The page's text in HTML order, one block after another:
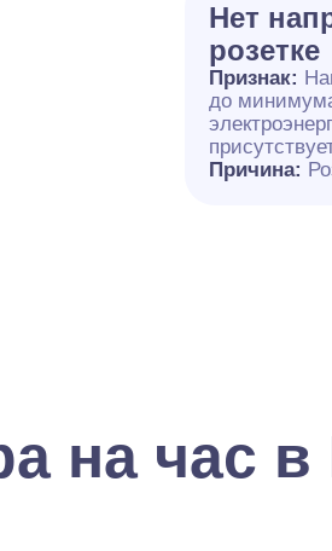
Нет
розетке
Признак:
до
Причина:
на час в